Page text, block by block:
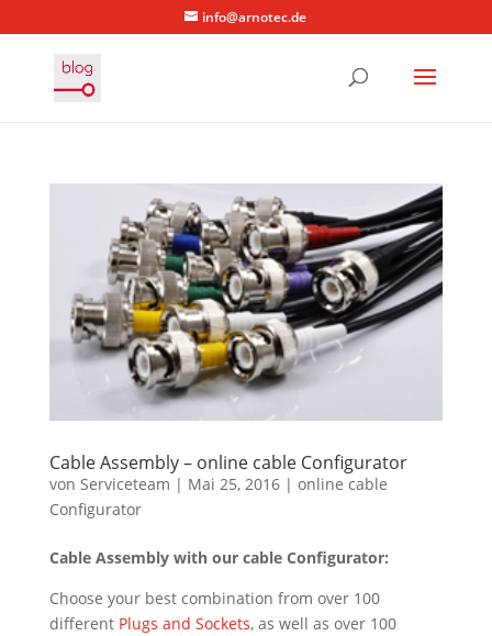
info@arnotec.de
Cable Assembly – online cable Configurator
von Serviceteam | Mai 25, 2016| online cable
Configurator
Cable Assembly with our cable Configurator:
Choose your best combination from over 100
different Plugs and Sockets, as well as over 100